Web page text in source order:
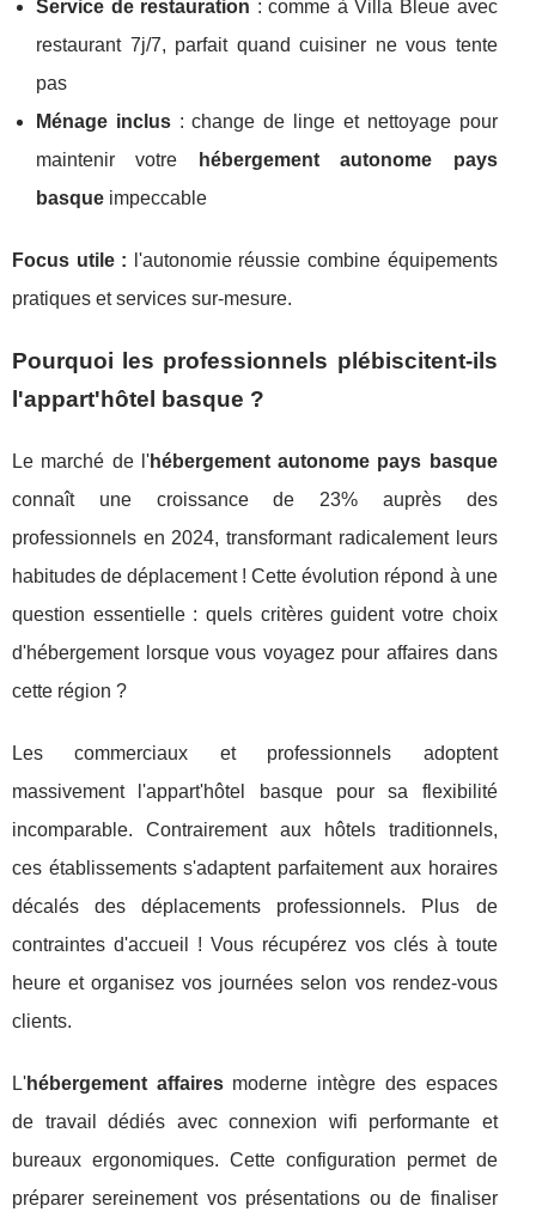
Service de restauration : comme à Villa Bleue avec
restaurant 7j/7, parfait quand cuisiner ne vous tente
pas
Ménage inclus: change de linge et nettoyage pour
maintenir votre
hébergement autonome pays
basque impeccable
Focus utile : l'autonomie réussie combine équipements
pratiques et services sur-mesure.
Pourquoi les professionnels plébiscitent-ils
l'appart'hôtel basque ?
Le marché de l'hébergement autonome pays basque
connaît une croissance de 23% auprès des
professionnels en 2024, transformant radicalement leurs
habitudes de déplacement ! Cette évolution répond à une
question essentielle : quels critères guident votre choix
d'hébergement lorsque vous voyagez pour affaires dans
cette région ?
Les commerciaux et professionnels adoptent
massivement l'appart'hôtel basque pour sa flexibilité
incomparable. Contrairement aux hôtels traditionnels,
ces établissements s'adaptent parfaitement aux horaires
décalés des déplacements professionnels. Plus de
contraintes d'accueil ! Vous récupérez vos clés à toute
heure et organisez vos journées selon vos rendez-vous
clients.
L'hébergement affairesmoderne intègre des espaces
de travail dédiés avec connexion wifi performante et
bureaux ergonomiques. Cette configuration permet de
préparer sereinement vos présentations ou de finaliser